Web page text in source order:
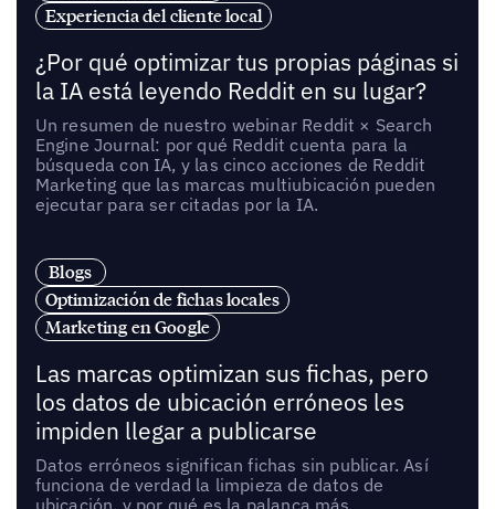
Experiencia del cliente local
¿Por qué optimizar tus propias páginas si
la IA está leyendo Reddit en su lugar?
Un resumen de nuestro webinar Reddit × Search
Engine Journal: por qué Reddit cuenta para la
búsqueda con IA, y las cinco acciones de Reddit
Marketing que las marcas multiubicación pueden
ejecutar para ser citadas por la IA.
Blogs
Optimización de fichas locales
Marketing en Google
Las marcas optimizan sus fichas, pero
los datos de ubicación erróneos les
impiden llegar a publicarse
Datos erróneos significan fichas sin publicar. Así
funciona de verdad la limpieza de datos de